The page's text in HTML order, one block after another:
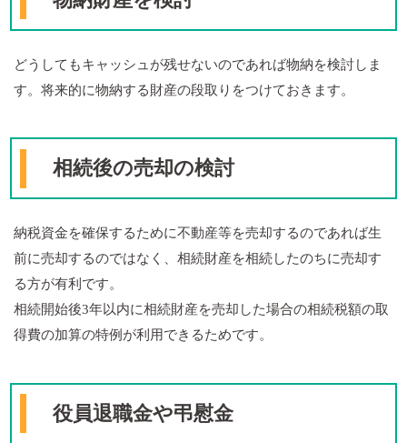
どうしてもキャッシュが残せないのであれば物納を検討しま
す。 将来的に物納する財産の段取りをつけておきます。
相続後の売却の検討
納税資金を確保するために不動産等を売却するのであれば生
前に売却するのではなく、相続財産を相続したのちに売却す
る方が有利です。
相続開始後3年以内に相続財産を売却した場合の相続税額の取
得費の加算の特例が利用できるためです。
役員退職金や弔慰金